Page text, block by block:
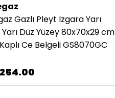
Gazlı Pleyt Izgara Yarı
Düz Yüzey 80x70x29 cm
Ce Belgeli GS8070GC